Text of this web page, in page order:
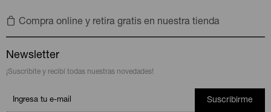
Compra online y retira gratis en nuestra tienda
Newsletter
¡Suscribite y recibí todas nuestras novedades!
Suscribirme